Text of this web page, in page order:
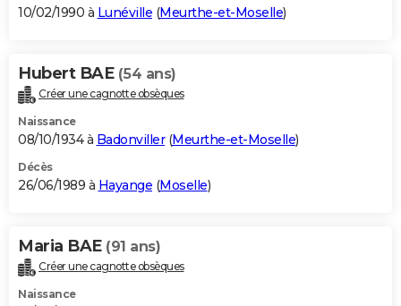
10/02/1990 à Lunéville (Meurthe-et-Moselle)
Hubert BAE (54 ans)
Créer une cagnotte obsèques
Naissance
08/10/1934 à Badonviller(Meurthe-et-Moselle)
Décès
26/06/1989 à Hayange (Moselle)
Maria BAE (91 ans)
Créer une cagnotte obsèques
Naissance